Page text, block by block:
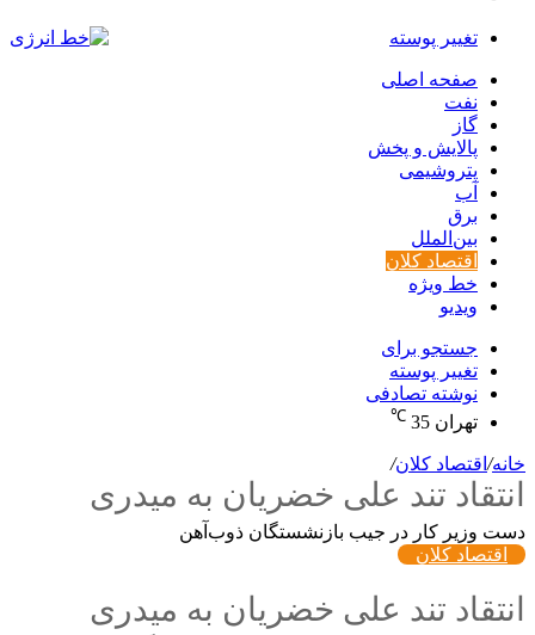
تغییر پوسته
صفحه اصلی
نفت
گاز
پالایش و پخش
پتروشیمی
آب
برق
بین‌الملل
اقتصاد کلان
خط ویژه
ویدیو
جستجو برای
تغییر پوسته
نوشته تصادفی
تهران 35
℃
خانه/ اقتصاد کلان/
انتقاد تند علی خضریان به میدری
دست وزیر کار در جیب بازنشستگان ذوب‌آهن
اقتصاد کلان
انتقاد تند علی خضریان به میدری